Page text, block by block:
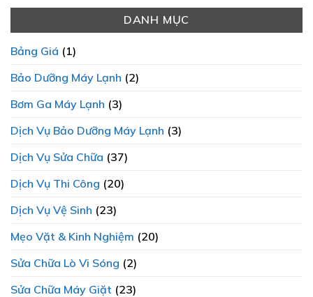
ƯU
TIÊN
HÀNG
THÀNH
PHÁT
Lạnh
Tâm
Sửa
DANH MỤC
Bảng Giá (1)
Bảo Dưỡng Máy Lạnh (2)
Bơm Ga Máy Lạnh (3)
Dịch Vụ Bảo Dưỡng Máy Lạnh (3)
Dịch Vụ Sửa Chữa (37)
Dịch Vụ Thi Công (20)
Dịch Vụ Vệ Sinh (23)
Mẹo Vặt & Kinh Nghiệm (20)
Sửa Chữa Lò Vi Sóng (2)
Sửa Chữa Máy Giặt (23)